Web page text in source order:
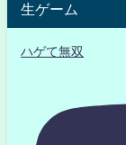
生ゲーム
ハゲて無双